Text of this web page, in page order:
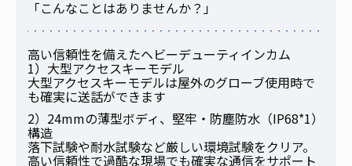
「こんなことはありませんか？」
高い信頼性を備えたヘビーデューティインカム
1）大型アクセスキーモデル
大型アクセスキーモデルは屋外のグローブ使用時で
も確実に送話ができます
2）24mmの薄型ボディ、堅牢・防塵防水（IP68*1）
構造
落下試験や耐水試験など厳しい環境試験をクリア。
高い信頼性で過酷な現場でも確実な通信をサポート